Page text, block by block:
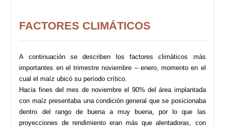
FACTORES CLIMÁTICOS
A continuación se describen los factores climáticos más
importantes en el trimestre noviembre – enero, momento en el
cual el maíz ubicó su período crítico.
Hacia fines del mes de noviembre el 90% del área implantada
con maíz presentaba una condición general que se posicionaba
dentro del rango de buena a muy buena, por lo que las
proyecciones de rendimiento eran más que alentadoras, con